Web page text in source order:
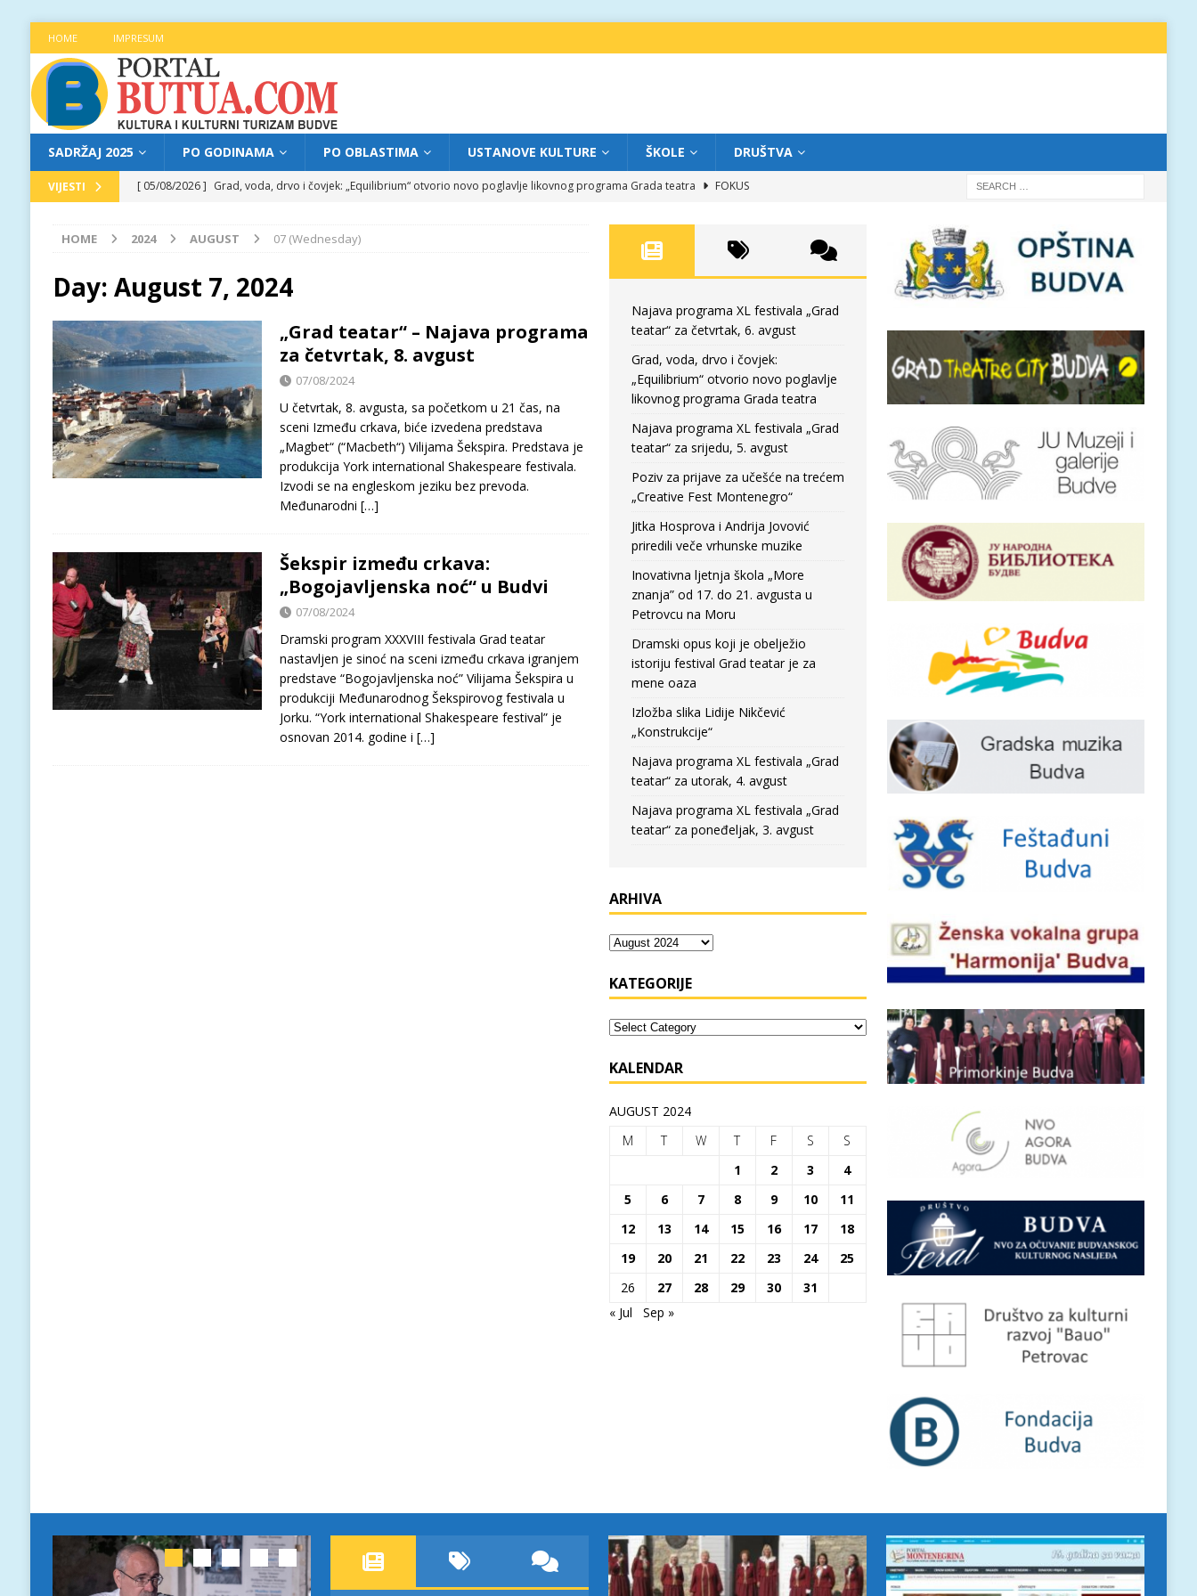
HOME IMPRESUM
SADRŽAJ 2025 PO GODINAMA PO OBLASTIMA USTANOVE KULTURE ŠKOLE DRUŠTVA
VIJESTI [ 05/08/2026 ] Grad, voda, drvo i čovjek: „Equilibrium“ otvorio novo poglavlje likovnog programa Grada teatra
FOKUS
[ 04/08/2026 ] Poziv za prijave za učešće na trećem „Creative Fest Montenegro“
[ 04/08/2026 ]
Jitka Hosprova i Andrija Jovović priredili veče vrhunske muzike
GRAD TEATAR
[ 05/08/2026 ]
HOME 2024 AUGUST 07 (Wednesday)
Day: August 7, 2024
„Grad teatar“ – Najava programa
za četvrtak, 8. avgust
07/08/2024
U četvrtak, 8. avgusta, sa početkom u 21 čas, na
sceni Između crkava, biće izvedena predstava
„Magbet“ (“Macbeth“) Vilijama Šekspira. Predstava je
produkcija York international Shakespeare festivala.
Izvodi se na engleskom jeziku bez prevoda.
Međunarodni […]
Šekspir između crkava:
„Bogojavljenska noć“ u Budvi
07/08/2024
Dramski program XXXVIII festivala Grad teatar
nastavljen je sinoć na sceni između crkava igranjem
predstave “Bogojavljenska noć” Vilijama Šekspira u
produkciji Međunarodnog Šekspirovog festivala u
Jorku. “York international Shakespeare festival” je
osnovan 2014. godine i […]
Najava programa XL festivala „Grad
teatar“ za četvrtak, 6. avgust
Grad, voda, drvo i čovjek:
„Equilibrium“ otvorio novo poglavlje
likovnog programa Grada teatra
Najava programa XL festivala „Grad
teatar“ za srijedu, 5. avgust
Poziv za prijave za učešće na trećem
„Creative Fest Montenegro“
Jitka Hosprova i Andrija Jovović
priredili veče vrhunske muzike
Inovativna ljetnja škola „More
znanja” od 17. do 21. avgusta u
Petrovcu na Moru
Dramski opus koji je obelježio
istoriju festival Grad teatar je za
mene oaza
Izložba slika Lidije Nikčević
„Konstrukcije“
Najava programa XL festivala „Grad
teatar“ za utorak, 4. avgust
Najava programa XL festivala „Grad
teatar“ za poneđeljak, 3. avgust
ARHIVA
KATEGORIJE
KALENDAR
AUGUST 2024
M
T W T F S
S
1
2 3
4
5
6 7 8 9 10
11
12
13 14 15 16 17
18
19
20 21 22 23 24
25
26
27 28 29 30
31
« Jul
Sep »